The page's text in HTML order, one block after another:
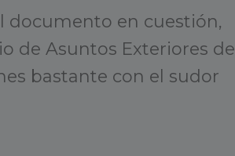
documento en cuestión,
de Asuntos Exteriores de
bastante con el sudor